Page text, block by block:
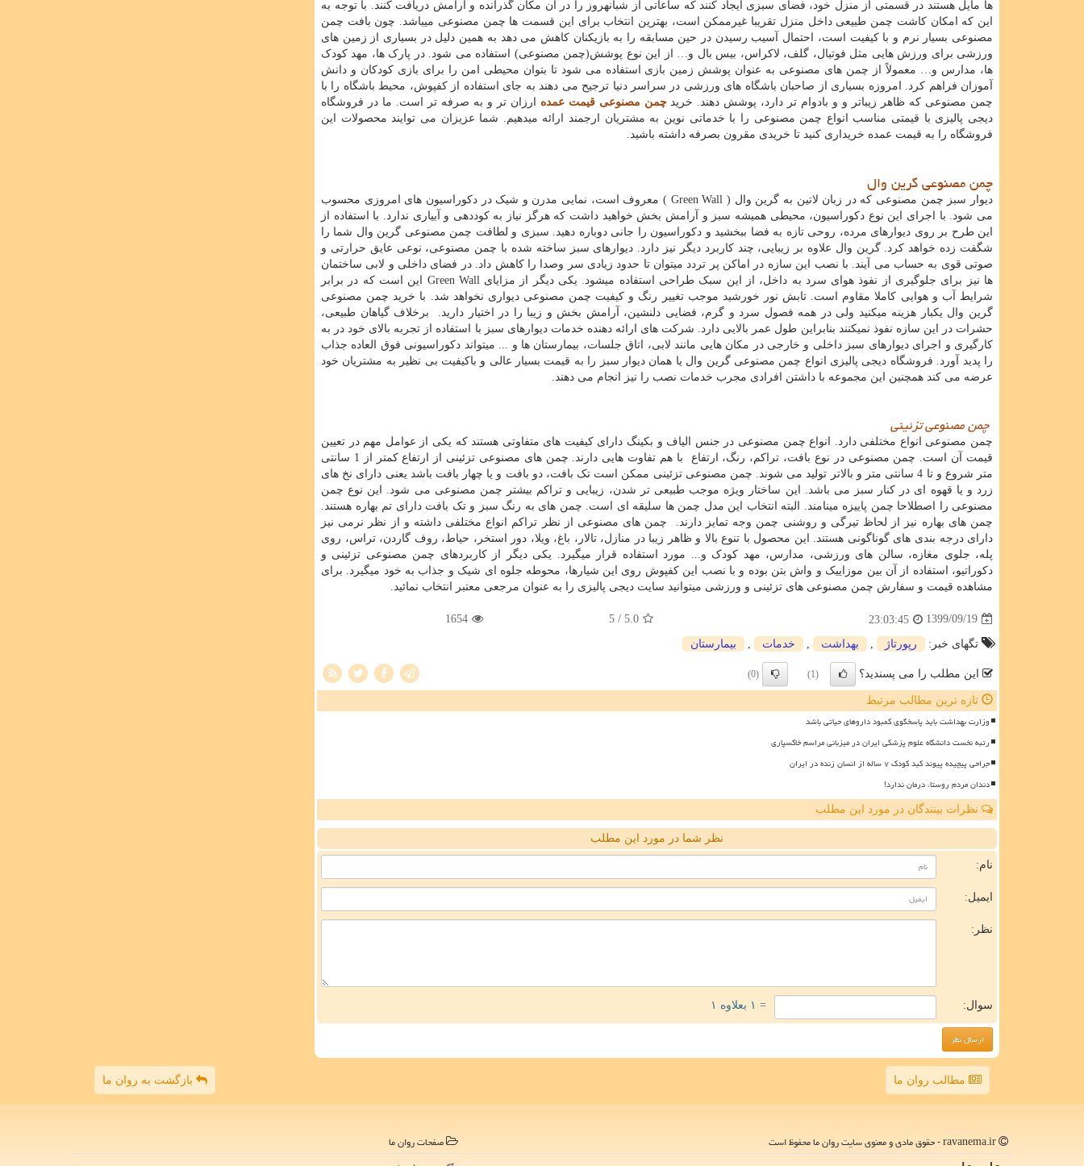
ها مایل هستند در قسمتی از منزل خود، فضای سبزی ایجاد کنند که ساعاتی از شبانه­روز را در آن مکان گذرانده و آرامش دریافت کنند. با توجه به
این که امکان کاشت چمن طبیعی داخل منزل تقریبا غیرممکن است، بهترین انتخاب برای این قسمت ها چمن مصنوعی می­باشد. چون بافت چمن
مصنوعی بسیار نرم و با کیفیت است، احتمال آسیب رسیدن در حین مسابقه را به بازیکنان کاهش می دهد به همین دلیل در بسیاری از زمین های
ورزشی برای ورزش هایی مثل فوتبال، گلف، لاکراس، بیس بال و… از این نوع پوشش(چمن مصنوعی) استفاده می شود. در پارک ها، مهد کودک
ها، مدارس و… معمولاً از چمن های مصنوعی به عنوان پوشش زمین بازی استفاده می شود تا بتوان محیطی امن را برای بازی کودکان و دانش
آموزان فراهم کرد. امروزه بسیاری از صاحبان باشگاه های ورزشی در سراسر دنیا ترجیح می دهند به جای استفاده از کفپوش، محیط باشگاه را با
چمن مصنوعی که ظاهر زیباتر و و بادوام تر دارد، پوشش دهند. خریدچمن مصنوعی قیمت عمده ارزان تر و به صرفه تر است. ما در فروشگاه
دیجی پالیزی با قیمتی مناسب انواع چمن مصنوعی را با خدماتی نوین به مشتریان ارجمند ارائه می­دهیم. شما عزیزان می توایند محصولات این
فروشگاه را به قیمت عمده خریداری کنید تا خریدی مقرون بصرفه داشته باشید.
چمن مصنوعی گرین وال
دیوار سبز چمن مصنوعی که در زبان لاتین به گرین وال ( Green Wall ) معروف است، نمایی مدرن و شیک در دکوراسیون های امروزی محسوب
می شود. با اجرای این نوع دکوراسیون، محیطی همیشه سبز و آرامش بخش خواهید داشت که هرگز نیاز به کوددهی و آبیاری ندارد. با استفاده از
این طرح بر روی دیوارهای مرده، روحی تازه به فضا ببخشید و دکوراسیون را جانی دوباره دهید. سبزی و لطافت چمن مصنوعی گرین وال شما را
شگفت زده خواهد کرد. گرین وال علاوه بر زیبایی، چند کاربرد دیگر نیز دارد. دیوارهای سبز ساخته شده با چمن مصنوعی، نوعی عایق حرارتی و
صوتی قوی به حساب می آیند. با نصب این سازه در اماکن پر تردد می­توان تا حدود زیادی سر وصدا را کاهش داد. در فضای داخلی و لابی ساختمان
ها نیز برای جلوگیری از نفوذ هوای سرد به داخل، از این سبک طراحی استفاده می­شود. یکی دیگر از مزایایGreen Wall این است که در برابر
شرایط آب و هوایی کاملا مقاوم است. تابش نور خورشید موجب تغییر رنگ و کیفیت چمن مصنوعی دیواری نخواهد شد. با خرید چمن مصنوعی
گرین وال یکبار هزینه می­کنید ولی در همه فصول سرد و گرم، فضایی دلنشین، آرامش بخش و زیبا را در اختیار دارید. برخلاف گیاهان طبیعی،
حشرات در این سازه نفوذ نمی­کنند بنابراین طول عمر بالایی دارد. شرکت های ارائه دهنده خدمات دیوارهای سبز با استفاده از تجربه بالای خود در به
کارگیری و اجرای دیوارهای سبز داخلی و خارجی در مکان هایی مانند لابی، اتاق جلسات، بیمارستان ها و ... می­تواند دکوراسیونی فوق العاده جذاب
را پدید آورد. فروشگاه دیجی پالیزی انواع چمن مصنوعی گرین وال یا همان دیوار سبز را به قیمت بسیار عالی و باکیفیت بی نظیر به مشتریان خود
عرضه می کند همچنین این مجموعه با داشتن افرادی مجرب خدمات نصب را نیز انجام می دهند.
چمن مصنوعی تزئینی
چمن مصنوعی انواع مختلفی دارد. انواع چمن مصنوعی در جنس الیاف و بکینگ دارای کیفیت های متفاوتی هستند که یکی از عوامل مهم در تعیین
قیمت آن است. چمن مصنوعی در نوع بافت، تراکم، رنگ، ارتفاع
با هم تفاوت هایی دارند. چمن های مصنوعی تزئینی از ارتفاع کمتر از 1 سانتی
متر شروع و تا 4 سانتی متر و بالاتر تولید می شوند. چمن مصنوعی تزئینی
ممکن است تک بافت، دو بافت و یا چهار بافت باشد یعنی دارای نخ های
زرد و یا قهوه ای در کنار سبز می باشد. این ساختار ویژه موجب طبیعی تر شدن، زیبایی و تراکم بیشتر چمن مصنوعی می شود. این نوع چمن
مصنوعی را اصطلاحا چمن پاییزه می­نامند. البته انتخاب این مدل چمن ها سلیقه ای است. چمن های به رنگ سبز و تک بافت دارای تم بهاره هستند.
چمن های بهاره نیز از لحاظ تیرگی و روشنی چمن وجه تمایز دارند.
چمن های مصنوعی از نظر تراکم انواع مختلفی داشته و از نظر نرمی نیز
دارای درجه بندی های گوناگونی هستند.
این محصول با تنوع بالا و ظاهر زیبا در منازل، تالار، باغ، ویلا، دور استخر، حیاط، روف گاردن، تراس، روی
پله، جلوی مغازه، سالن های ورزشی، مدارس، مهد کودک و... مورد استفاده قرار می­گیرد. یکی دیگر از کاربردهای چمن مصنوعی تزئینی و
دکوراتیو، استفاده از آن بین موزاییک و واش بتن بوده و با نصب این کفپوش روی این شیارها، محوطه جلوه ای شیک و جذاب به خود می­­گیرد. برای
مشاهده قیمت و سفارش چمن مصنوعی های تزئینی و ورزشی می­توانید سایت دیجی پالیزی را به عنوان مرجعی معتبر انتخاب نمائید.
1399/09/19
23:03:45
5.0
/ 5
1654
تگهای خبر: رپورتاژ بهداشت خدمات بیمارستان
این مطلب را می پسندید؟ (1)
(0)
تازه ترین مطالب مرتبط
وزارت بهداشت باید پاسخگوی کمبود داروهای حیاتی باشد
رتبه نخست دانشگاه علوم پزشکی ایران در میزبانی مراسم خاکسپاری
جراحی پیچیده پیوند کبد کودک ۷ ساله از انسان زنده در ایران
دندان مردم روستا، درمان ندارد!
نظرات بینندگان در مورد این مطلب
نظر شما در مورد این مطلب
نام:
ایمیل:
نظر:
سوال: = ۱ بعلاوه ۱
مطالب روان ما بازگشت به روان ما
صفحات روان ما